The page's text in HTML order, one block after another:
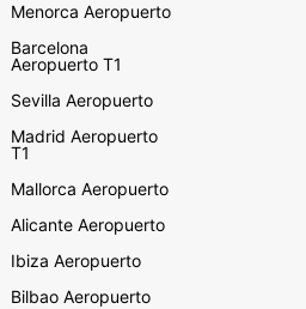
Menorca Aeropuerto
Barcelona
Aeropuerto T1
Sevilla Aeropuerto
Madrid Aeropuerto
T1
Mallorca Aeropuerto
Alicante Aeropuerto
Ibiza Aeropuerto
Bilbao Aeropuerto